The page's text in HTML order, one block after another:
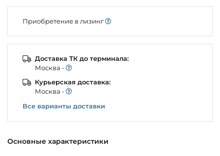
Основные характеристики
Приобретение в лизинг
Доставка ТК до терминала:
Моcква -
Курьерская доставка:
Моcква -
Все варианты доставки